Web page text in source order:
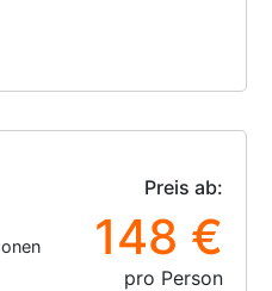
Preis ab:
148 €
pro Person